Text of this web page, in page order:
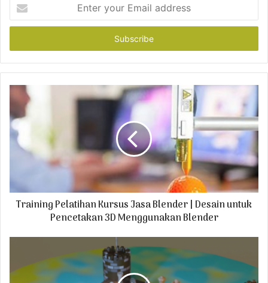
t
r
y
u
E
m
a
Training Pelatihan Kursus Jasa Blender | Desain untuk
Pencetakan 3D Menggunakan Blender